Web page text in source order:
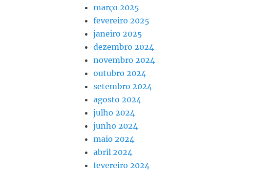
março 2025
fevereiro 2025
janeiro 2025
dezembro 2024
novembro 2024
outubro 2024
setembro 2024
agosto 2024
julho 2024
junho 2024
maio 2024
abril 2024
fevereiro 2024